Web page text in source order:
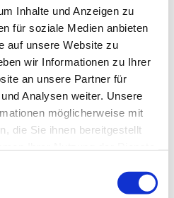
Inhalte und Anzeigen zu
für soziale Medien anbieten
auf unsere Website zu
wir Informationen zu Ihrer
an unsere Partner für
Analysen weiter. Unsere
möglicherweise mit
die Sie ihnen bereitgestellt
interessieren